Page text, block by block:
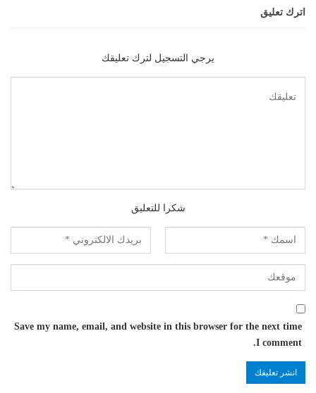
اترك تعليق
يرجي التسجيل لترك تعليقك
شكرا للتعليق
Save my name, email, and website in this browser for the next time
I comment.